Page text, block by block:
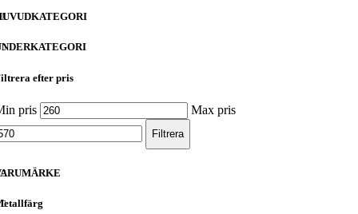
efter pris
pris Max pris
Filtrera